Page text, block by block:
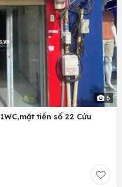
6
tiền số 22 Cửu